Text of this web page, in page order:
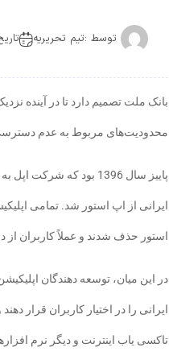
توسط :تیم تحریریه تاریخ
بانک ملت تصمیم دارد تا در آینده
محدودیت‌های مربوط به عدم دسترسی
پاییز سال 1396 بود که
ایرانی از اپ استور شد. تمامی
استور حذف شدند و عملاً کاربران از
در این میان، توسعه دهندگان
ایرانی را در اختیار کاربران قرار
تاکسی یاب اینترنت و دیگر نرم